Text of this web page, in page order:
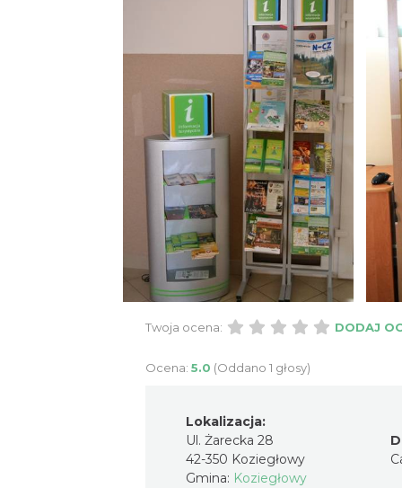
Twoja ocena: DODAJ
Ocena: 5.0 (Oddano 1 głosy)
Lokalizacja:
Ul. Żarecka 28
42-350 Koziegłowy
Gmina: Koziegłowy